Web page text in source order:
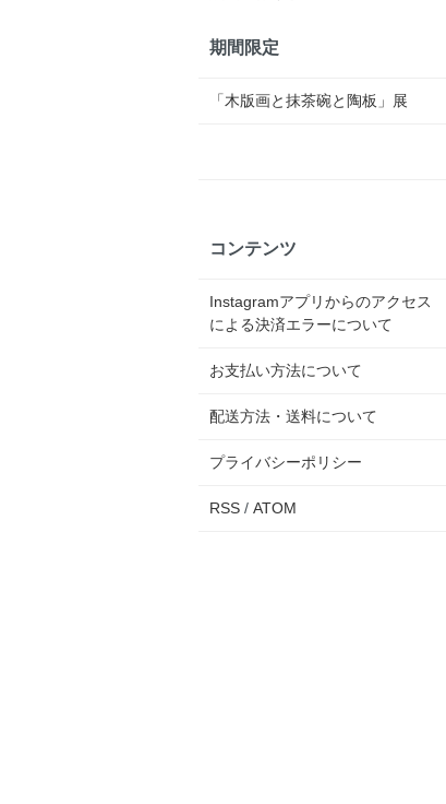
期間限定
「木版画と抹茶碗と陶板」展
コンテンツ
Instagramアプリからのアクセス
による決済エラーについて
お支払い方法について
配送方法・送料について
プライバシーポリシー
RSS / ATOM